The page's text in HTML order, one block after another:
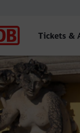
Tickets &